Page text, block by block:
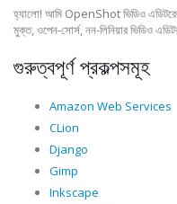
হ্যালো! আমি OpenShot ভিডিও এডিটরের
মুক্ত, ওপেন-সোর্স, নন-লিনিয়ার ভিডিও
গুরুত্বপূর্ণ প্রকল্পসমূহ
Amazon Web Services
CLion
Django
Gimp
Inkscape